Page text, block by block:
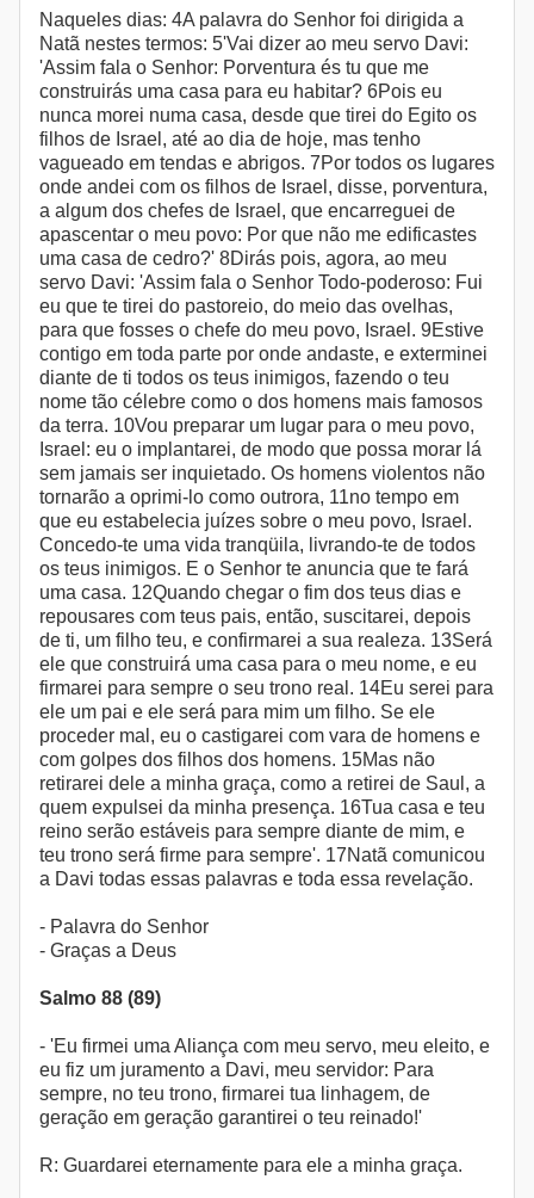
Naqueles dias: 4A palavra do Senhor foi dirigida a
Natã nestes termos: 5'Vai dizer ao meu servo Davi:
'Assim fala o Senhor: Porventura és tu que me
construirás uma casa para eu habitar? 6Pois eu
nunca morei numa casa, desde que tirei do Egito os
filhos de Israel, até ao dia de hoje, mas tenho
vagueado em tendas e abrigos. 7Por todos os lugares
onde andei com os filhos de Israel, disse, porventura,
a algum dos chefes de Israel, que encarreguei de
apascentar o meu povo: Por que não me edificastes
uma casa de cedro?' 8Dirás pois, agora, ao meu
servo Davi: 'Assim fala o Senhor Todo-poderoso: Fui
eu que te tirei do pastoreio, do meio das ovelhas,
para que fosses o chefe do meu povo, Israel. 9Estive
contigo em toda parte por onde andaste, e exterminei
diante de ti todos os teus inimigos, fazendo o teu
nome tão célebre como o dos homens mais famosos
da terra. 10Vou preparar um lugar para o meu povo,
Israel: eu o implantarei, de modo que possa morar lá
sem jamais ser inquietado. Os homens violentos não
tornarão a oprimi-lo como outrora, 11no tempo em
que eu estabelecia juízes sobre o meu povo, Israel.
Concedo-te uma vida tranqüila, livrando-te de todos
os teus inimigos. E o Senhor te anuncia que te fará
uma casa. 12Quando chegar o fim dos teus dias e
repousares com teus pais, então, suscitarei, depois
de ti, um filho teu, e confirmarei a sua realeza. 13Será
ele que construirá uma casa para o meu nome, e eu
firmarei para sempre o seu trono real. 14Eu serei para
ele um pai e ele será para mim um filho. Se ele
proceder mal, eu o castigarei com vara de homens e
com golpes dos filhos dos homens. 15Mas não
retirarei dele a minha graça, como a retirei de Saul, a
quem expulsei da minha presença. 16Tua casa e teu
reino serão estáveis para sempre diante de mim, e
teu trono será firme para sempre'. 17Natã comunicou
a Davi todas essas palavras e toda essa revelação.
- Palavra do Senhor
- Graças a Deus
Salmo 88 (89)
- 'Eu firmei uma Aliança com meu servo, meu eleito, e
eu fiz um juramento a Davi, meu servidor: Para
sempre, no teu trono, firmarei tua linhagem, de
geração em geração garantirei o teu reinado!'
R: Guardarei eternamente para ele a minha graça.